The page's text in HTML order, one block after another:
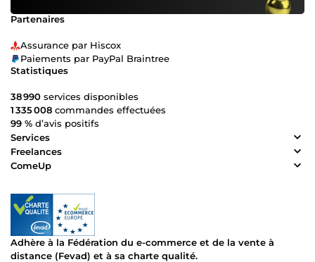
Partenaires
Assurance par Hiscox
Paiements par PayPal Braintree
Statistiques
38 990 services disponibles
1 335 008 commandes effectuées
99 % d’avis positifs
Services
Freelances
ComeUp
Adhère à la Fédération du e-commerce et de la vente à
distance (Fevad) et à sa charte qualité.